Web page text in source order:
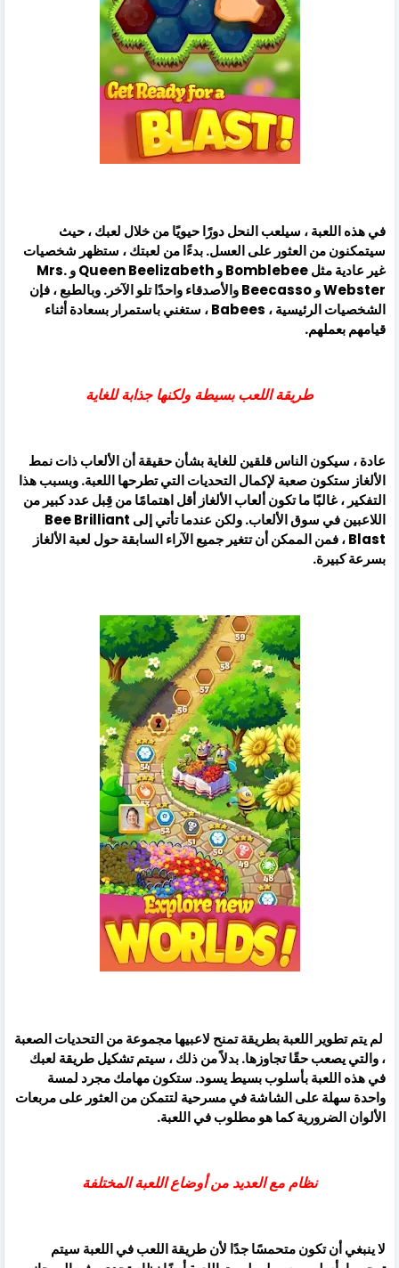
في هذه اللعبة ، سيلعب النحل دورًا حيويًا من خلال لعبك ، حيث
سيتمكنون من العثور على العسل. بدءًا من لعبتك ، ستظهر شخصيات
غير عادية مثل Bomblebee و Queen Beelizabeth و Mrs.
Webster و Beecasso والأصدقاء واحدًا تلو الآخر. وبالطبع ، فإن
الشخصيات الرئيسية ، Babees ، ستغني باستمرار بسعادة أثناء
قيامهم بعملهم.
طريقة اللعب بسيطة ولكنها جذابة للغاية
عادة ، سيكون الناس قلقين للغاية بشأن حقيقة أن الألعاب ذات نمط
الألغاز ستكون صعبة لإكمال التحديات التي تطرحها اللعبة. وبسبب هذا
التفكير ، غالبًا ما تكون ألعاب الألغاز أقل اهتمامًا من قِبل عدد كبير من
اللاعبين في سوق الألعاب. ولكن عندما تأتي إلى Bee Brilliant
Blast ، فمن الممكن أن تتغير جميع الآراء السابقة حول لعبة الألغاز
بسرعة كبيرة.
لم يتم تطوير اللعبة بطريقة تمنح لاعبيها مجموعة من التحديات الصعبة
، والتي يصعب حقًا تجاوزها. بدلاً من ذلك ، سيتم تشكيل طريقة لعبك
في هذه اللعبة بأسلوب بسيط يسود. ستكون مهامك مجرد لمسة
واحدة سهلة على الشاشة في مسرحية لتتمكن من العثور على مربعات
الألوان الضرورية كما هو مطلوب في اللعبة.
نظام مع العديد من أوضاع اللعبة المختلفة
لا ينبغي أن تكون متحمسًا جدًا لأن طريقة اللعب في اللعبة سيتم